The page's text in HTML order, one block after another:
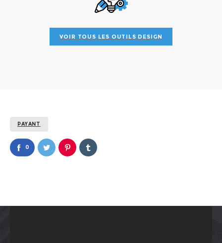
VOIR TOUS LES OUTILS DESIGN
PAYANT
0